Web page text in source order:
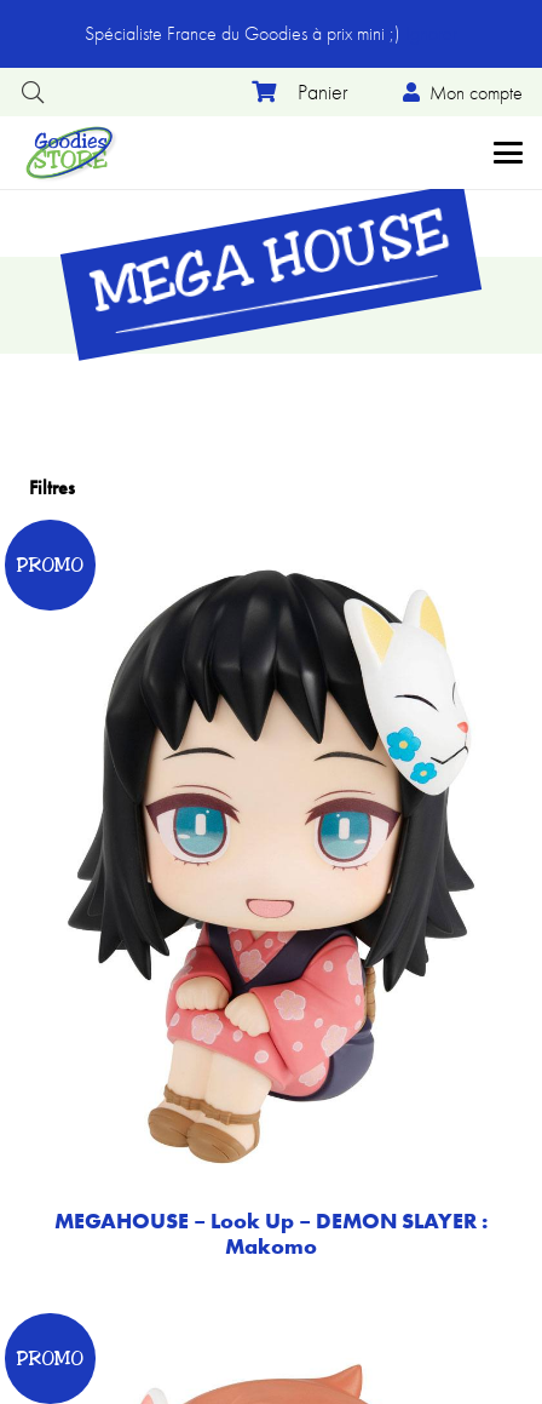
Spécialiste France du Goodies à prix mini ;)
Mon compte
MEGA HOUSE
Filtres
PROMO
MEGAHOUSE – Look Up – DEMON SLAYER :
Makomo
PROMO